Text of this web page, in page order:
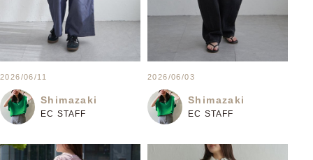
2026/06/11
Shimazaki
EC STAFF
2026/06/03
Shimazaki
EC STAFF